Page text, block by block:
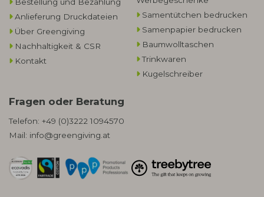
Anlieferung Druckdateien
Über Greengiving
Nachhaltigkeit & CSR
Kontakt
Samentütchen bedrucken
Samenpapier bedrucken
Baumwolltaschen​
Trinkwaren
Kugelschreiber
Fragen oder Beratung
Telefon: +49 (0)3222 1094570
Mail: info@greengiving.at